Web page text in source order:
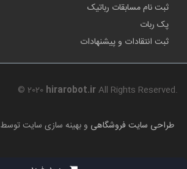
ثبت نام مسابقات رباتیک
پک ربات
ثبت انتقادات و پیشنهادات
© 2020 hirarobot.irAll Rights Reserved.
طراحی سایت فروشگاهی و بهینه سازی سایت توسط